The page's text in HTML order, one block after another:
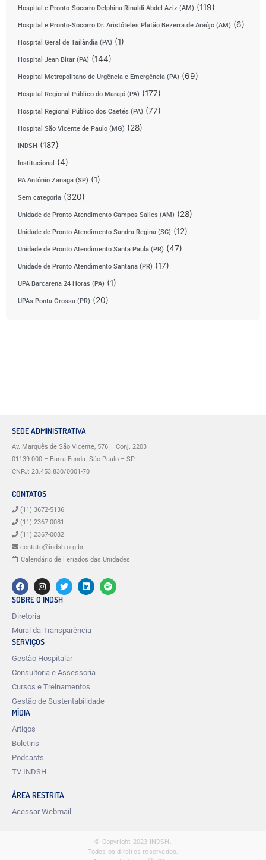
Hospital e Pronto-Socorro Delphina Rinaldi Abdel Aziz (AM) (119)
Hospital e Pronto-Socorro Dr. Aristóteles Platão Bezerra de Araújo (AM) (6)
Hospital Geral de Tailândia (PA) (1)
Hospital Jean Bitar (PA) (144)
Hospital Metropolitano de Urgência e Emergência (PA) (69)
Hospital Regional Público do Marajó (PA) (177)
Hospital Regional Público dos Caetés (PA) (77)
Hospital São Vicente de Paulo (MG) (28)
INDSH (187)
Institucional (4)
PA Antônio Zanaga (SP) (1)
Sem categoria (320)
Unidade de Pronto Atendimento Campos Salles (AM) (28)
Unidade de Pronto Atendimento Sandra Regina (SC) (12)
Unidade de Pronto Atendimento Santa Paula (PR) (47)
Unidade de Pronto Atendimento Santana (PR) (17)
UPA Barcarena 24 Horas (PA) (1)
UPAs Ponta Grossa (PR) (20)
SEDE ADMINISTRATIVA
Av. Marquês de São Vicente, 576 – Conj. 2203
01139-000 – Barra Funda. São Paulo – SP.
CNPJ: 23.453.830/0001-70
CONTATOS
(11) 3672-5136
(11) 2367-0081
(11) 2367-0082
contato@indsh.org.br
Calendário de Feriados das Unidades
SOBRE O INDSH
Diretoria
Mural da Transparência
SERVIÇOS
Gestão Hospitalar
Consultoria e Assessoria
Cursos e Treinamentos
Gestão de Sustentabilidade
MÍDIA
Artigos
Boletins
Podcasts
TV INDSH
ÁREA RESTRITA
Acessar Webmail
© Copyright 2023 INDSH.
Todos os direitos reservados.